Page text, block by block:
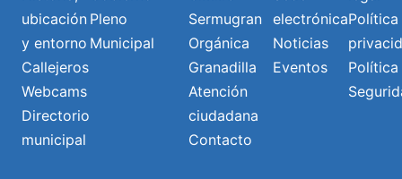
ubicación
y entorno
Callejeros
Webcams
Directorio
municipal
Pleno
Municipal
Sermugran
Orgánica
Granadilla
Atención
ciudadana
Contacto
electrónica
Noticias
Eventos
Política
Política